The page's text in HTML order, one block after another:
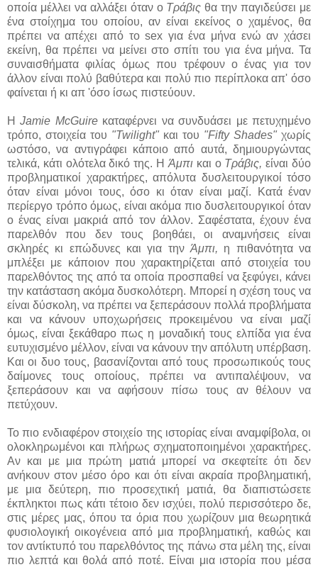
οποία μέλλει να αλλάξει όταν ο Τράβις θα την παγιδεύσει με
ένα στοίχημα του οποίου, αν είναι εκείνος ο χαμένος, θα
πρέπει να απέχει από το sex για ένα μήνα ενώ αν χάσει
εκείνη, θα πρέπει να μείνει στο σπίτι του για ένα μήνα. Τα
συναισθήματα φιλίας όμως που τρέφουν ο ένας για τον
άλλον είναι πολύ βαθύτερα και πολύ πιο περίπλοκα απ' όσο
φαίνεται ή κι απ 'όσο ίσως πιστεύουν.
ΗJamie McGuireκαταφέρνει να συνδυάσει με πετυχημένο
τρόπο, στοιχεία του "Twilight" και του "Fifty Shades" χωρίς
ωστόσο, να αντιγράφει κάποιο από αυτά, δημιουργώντας
τελικά, κάτι ολότελα δικό της. Η Άμπι και οΤράβις, είναι δύο
προβληματικοί χαρακτήρες, απόλυτα δυσλειτουργικοί τόσο
όταν είναι μόνοι τους, όσο κι όταν είναι μαζί. Κατά έναν
περίεργο τρόπο όμως, είναι ακόμα πιο δυσλειτουργικοί όταν
ο ένας είναι μακριά από τον άλλον. Σαφέστατα, έχουν ένα
παρελθόν που δεν τους βοηθάει, οι αναμνήσεις είναι
σκληρές κι επώδυνες και για την Άμπι, η πιθανότητα να
μπλέξει με κάποιον που χαρακτηρίζεται από στοιχεία του
παρελθόντος της από τα οποία προσπαθεί να ξεφύγει, κάνει
την κατάσταση ακόμα δυσκολότερη. Μπορεί η σχέση τους να
είναι δύσκολη, να πρέπει να ξεπεράσουν πολλά προβλήματα
και να κάνουν υποχωρήσεις προκειμένου να είναι μαζί
όμως, είναι ξεκάθαρο πως η μοναδική τους ελπίδα για ένα
ευτυχισμένο μέλλον, είναι να κάνουν την απόλυτη υπέρβαση.
Και οι δυο τους, βασανίζονται από τους προσωπικούς τους
δαίμονες τους οποίους, πρέπει να αντιπαλέψουν, να
ξεπεράσουν και να αφήσουν πίσω τους αν θέλουν να
πετύχουν.
Το πιο ενδιαφέρον στοιχείο της ιστορίας είναι αναμφίβολα, οι
ολοκληρωμένοι και πλήρως σχηματοποιημένοι χαρακτήρες.
Αν και με μια πρώτη ματιά μπορεί να σκεφτείτε ότι δεν
ανήκουν στον μέσο όρο και ότι είναι ακραία προβληματική,
με μια δεύτερη, πιο προσεχτική ματιά, θα διαπιστώσετε
έκπληκτοι πως κάτι τέτοιο δεν ισχύει, πολύ περισσότερο δε,
στις μέρες μας, όπου τα όρια που χωρίζουν μια θεωρητικά
φυσιολογική οικογένεια από μια προβληματική, καθώς και
τον αντίκτυπό του παρελθόντος της πάνω στα μέλη της, είναι
πιο λεπτά και θολά από ποτέ. Είναι μια ιστορία που μέσα